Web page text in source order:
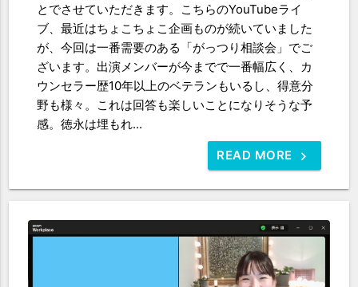
とでさせていただきます。こちらのYouTubeライ
ブ、最近はちょこちょこ企画ものが続いていました
が、今回は一番需要のある「がっつり相談会」でご
ざいます。出演メンバーが今までで一番幅広く、カ
ウンセラー歴10年以上のベテランもいるし、得意分
野も様々。これは回答も楽しいことになりそうな予
感。徳永は埋もれ...
READ MORE